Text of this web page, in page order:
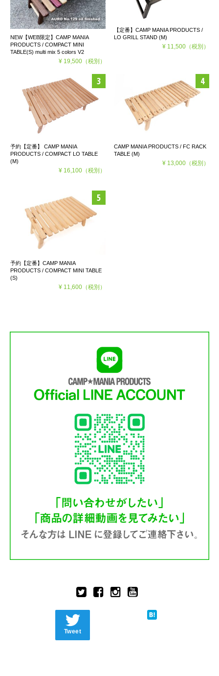
NEW【WEB限定】CAMP MANIA
PRODUCTS / COMPACT MINI
TABLE(S) multi mix 5 colors V2
¥ 19,500（税別）
【定番】CAMP MANIA PRODUCTS /
LO GRILL STAND (M)
¥ 11,500（税別）
予約【定番】 CAMP MANIA
PRODUCTS / COMPACT LO TABLE
(M)
¥ 16,100（税別）
CAMP MANIA PRODUCTS / FC RACK
TABLE (M)
¥ 13,000（税別）
予約【定番】CAMP MANIA
PRODUCTS / COMPACT MINI TABLE
(S)
¥ 11,600（税別）
Tweet